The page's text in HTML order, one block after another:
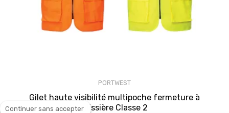
PORTWEST
Gilet haute visibilité multipoche fermeture à
glissière Classe 2
Continuer sans accepter